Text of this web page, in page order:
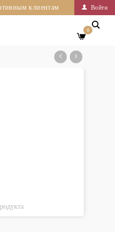
Войти
клиентам
0